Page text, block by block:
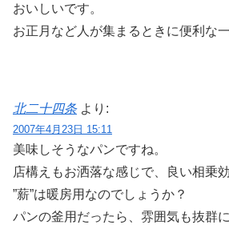
おいしいです。
お正月など人が集まるときに便利な一
北二十四条 より:
2007年4月23日 15:11
美味しそうなパンですね。
店構えもお洒落な感じで、良い相乗
”薪”は暖房用なのでしょうか？
パンの釜用だったら、雰囲気も抜群